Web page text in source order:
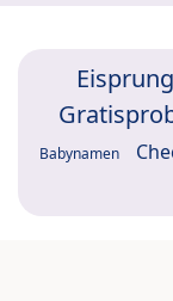
Babynamen